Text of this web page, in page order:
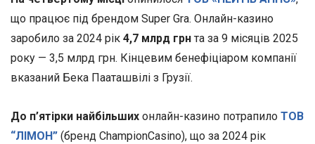
що працює під брендом Super Gra. Онлайн-казино
заробило за 2024 рік 4,7 млрд грн та за 9 місяців 2025
року — 3,5 млрд грн. Кінцевим бенефіціаром компанії
вказаний Бека Пааташвілі з Грузії.
До п’ятірки найбільших онлайн-казино потрапило ТОВ
“ЛІМОН” (бренд ChampionCasino), що за 2024 рік